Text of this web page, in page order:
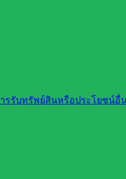
รับทรัพย์สินหรือประโยชน์อื่